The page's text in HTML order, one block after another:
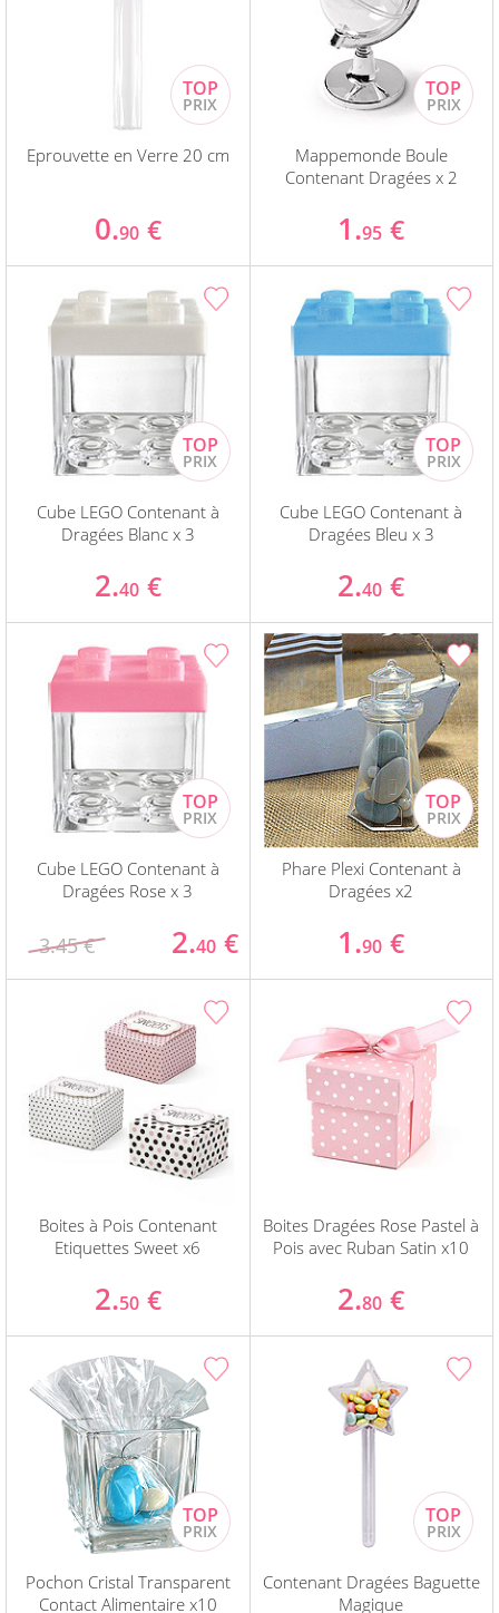
Eprouvette en Verre 20 cm
0.90 €
Mappemonde Boule
Contenant Dragées x 2
1.95 €
Cube LEGO Contenant à
Dragées Blanc x 3
2.40 €
Cube LEGO Contenant à
Dragées Bleu x 3
2.40 €
Cube LEGO Contenant à
Dragées Rose x 3
3.45 € 2.40 €
Phare Plexi Contenant à
Dragées x2
1.90 €
Boites à Pois Contenant
Etiquettes Sweet x6
2.50 €
Boites Dragées Rose Pastel à
Pois avec Ruban Satin x10
2.80 €
Pochon Cristal Transparent
Contact Alimentaire x10
Contenant Dragées Baguette
Magique